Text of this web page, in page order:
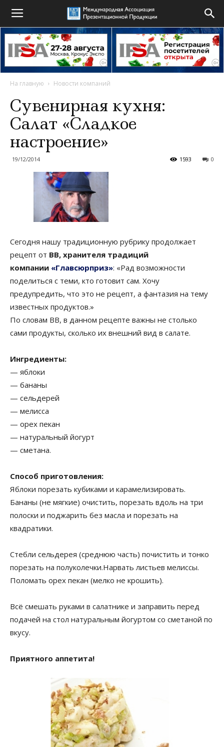
На главную Новости компаний
Сувенирная кухня:
Салат «Сладкое
настроение»
19/12/2014 0
1593
Сегодня нашу традиционную рубрику продолжает
рецепт от ВВ, хранителя традиций
компании «Главсюрприз»: «Рад возможности
поделиться с теми, кто готовит сам. Хочу
предупредить, что это не рецепт, а фантазия на тему
известных продуктов.»
По словам ВВ, в данном рецепте важны не столько
сами продукты, сколько их внешний вид в салате.
Ингредиенты:
— яблоки
— бананы
— сельдерей
— мелисса
— орех пекан
— натуральный йогурт
— сметана.
Способ приготовления:
Яблоки порезать кубиками и карамелизировать.
Бананы (не мягкие) очистить, порезать вдоль на три
полоски и поджарить без масла и порезать на
квадратики.
Стебли сельдерея (среднюю часть) почистить и тонко
порезать на полуколечки.Нарвать листьев мелиссы.
Поломать орех пекан (мелко не крошить).
Всё смешать руками в салатнике и заправить перед
подачей на стол натуральным йогуртом со сметаной по
вкусу.
Приятного аппетита!